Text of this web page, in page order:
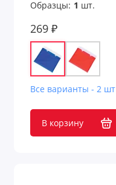
Образцы: 1 шт.
269 ₽
Все варианты - 2 шт
В корзину